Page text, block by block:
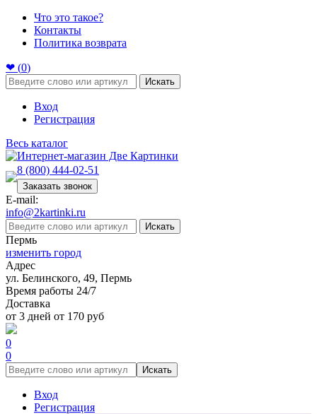
Что это такое?
Контакты
Политика возврата
❤ (0)
Искать
Вход
Регистрация
Весь каталог
8 (800) 444-02-51
Заказать звонок
E-mail:
info@2kartinki.ru
Искать
Пермь
изменить город
Адрес
ул. Белинского, 49, Пермь
Время работы 24/7
Доставка
от 3 дней от 170 руб
0
0
Искать
Вход
Регистрация